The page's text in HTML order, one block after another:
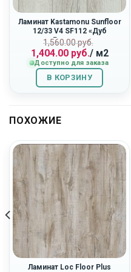
Ламинат Kastamonu Sunfloor
12/33 V4 SF112 «Дуб
Ривьера»
1,560.00руб.
цена
составляла
1,560.00
руб..
1,404.00руб.
Текущая
цена:
1,404.00
руб..
/ м2
Доступно для заказа
В КОРЗИНУ
ПОХОЖИЕ
Ламинат Loc Floor Plus